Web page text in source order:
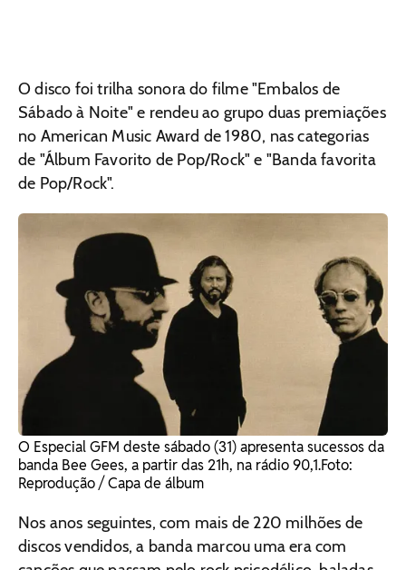
O disco foi trilha sonora do filme "Embalos de
Sábado à Noite" e rendeu ao grupo duas premiações
no American Music Award de 1980, nas categorias
de "Álbum Favorito de Pop/Rock" e "Banda favorita
de Pop/Rock".
O Especial GFM deste sábado (31) apresenta sucessos da
banda Bee Gees, a partir das 21h, na rádio 90,1. ​Foto:
Reprodução / Capa de álbum
Nos anos seguintes, com mais de 220 milhões de
discos vendidos, a banda marcou uma era com